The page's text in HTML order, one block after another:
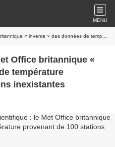
MENU
données de température provenant de 100 stations inexistantes
Office britannique «
température
inexistantes